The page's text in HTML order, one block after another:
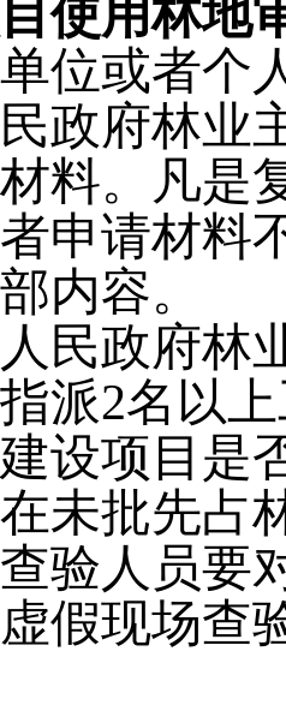
使用林地
单位或者
政府林业
料。凡是
申请材料
内容。
人民政府
派2名以
设项目是
未批先占
验人员要
假现场查